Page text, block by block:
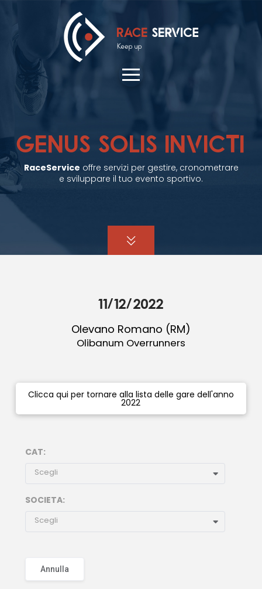
GENUS SOLIS INVICTI
RaceService offre servizi per gestire, cronometrare
e sviluppare il tuo evento sportivo.
11/12/2022
Olevano Romano (RM)
Olibanum Overrunners
Clicca qui per tornare alla lista delle gare dell'anno
2022
CAT:
Scegli
SOCIETA:
Scegli
Annulla